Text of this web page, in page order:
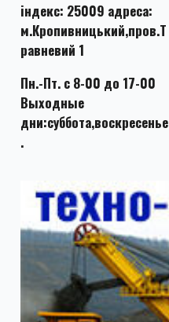
індекс: 25009 адреса:
м.Кропивницький,пров.Т
равневий 1
Пн.-Пт. с 8-00 до 17-00
Выходные
дни:суббота,воскресенье
.